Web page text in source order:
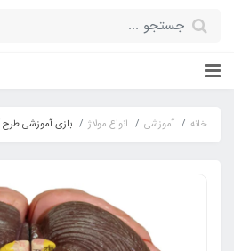
خانه آموزشی انواع مولاژ بازی آموزشی طرح آناتومی 4